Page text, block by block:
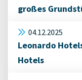
großes
04.12.2025
Leonardo
Hotels